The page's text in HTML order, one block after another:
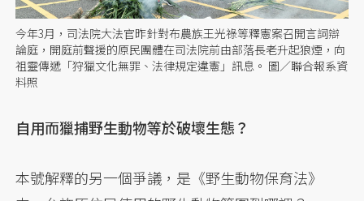
今年3月，司法院大法官昨針對布農族王光祿等釋憲案召開言詞辯
論庭，開庭前聲援的原民團體在司法院前由部落長老升起狼煙，向
祖靈傳遞「狩獵文化無罪、法律規定違憲」訊息。 圖／聯合報系資
料照
自用而獵捕野生動物等於破壞生態？
本號解釋的另一個爭議，是《野生動物保育法》